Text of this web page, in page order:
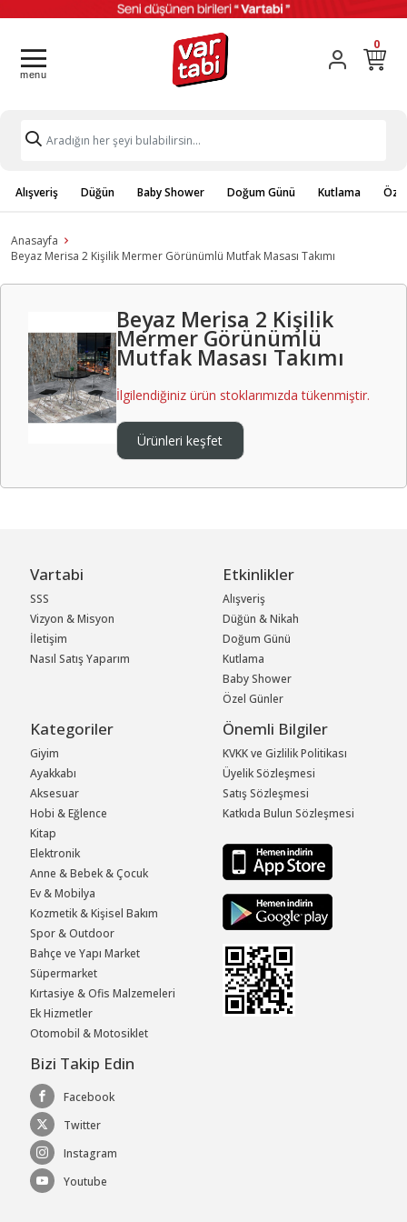
0
Alışveriş Düğün Baby Shower Doğum Günü Kutlama
Anasayfa
Beyaz Merisa 2 Kişilik Mermer Görünümlü Mutfak Masası Takımı
Beyaz Merisa 2 Kişilik
Mermer Görünümlü
Mutfak Masası Takımı
İlgilendiğiniz ürün stoklarımızda tükenmiştir.
Ürünleri keşfet
Vartabi
SSS
Vizyon & Misyon
İletişim
Nasıl Satış Yaparım
Etkinlikler
Alışveriş
Düğün & Nikah
Doğum Günü
Kutlama
Baby Shower
Özel Günler
Kategoriler
Giyim
Ayakkabı
Aksesuar
Hobi & Eğlence
Kitap
Elektronik
Anne & Bebek & Çocuk
Ev & Mobilya
Kozmetik & Kişisel Bakım
Spor & Outdoor
Bahçe ve Yapı Market
Süpermarket
Kırtasiye & Ofis Malzemeleri
Ek Hizmetler
Otomobil & Motosiklet
Önemli Bilgiler
KVKK ve Gizlilik Politikası
Üyelik Sözleşmesi
Satış Sözleşmesi
Katkıda Bulun Sözleşmesi
Bizi Takip Edin
Facebook
Twitter
Instagram
Youtube